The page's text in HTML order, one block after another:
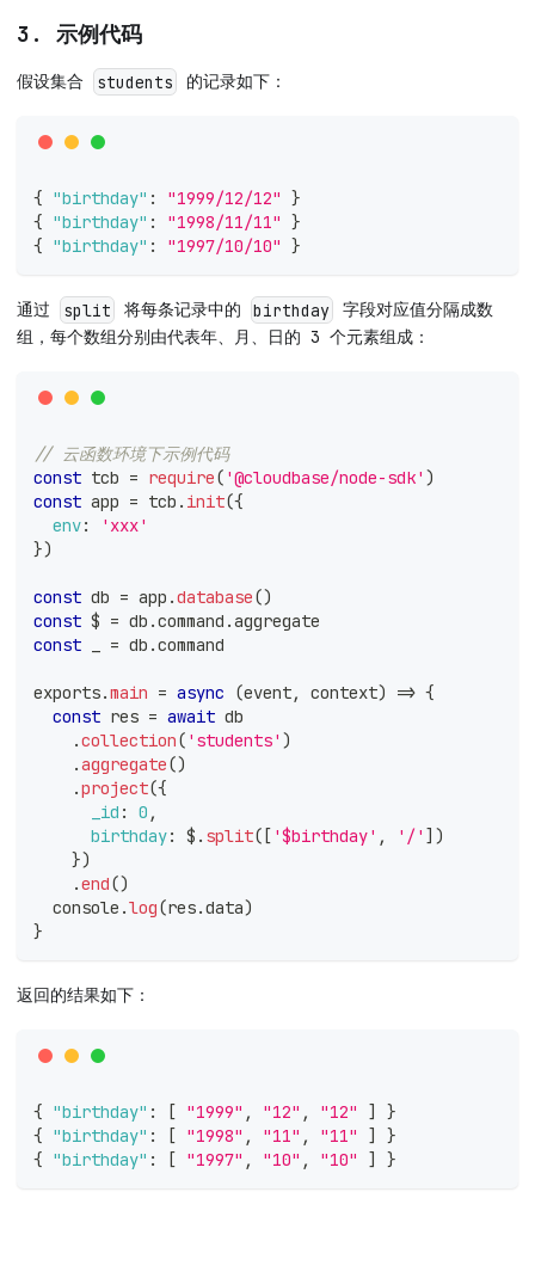
3. 示例代码
假设集合 students 的记录如下：
{ "birthday" : "1999/12/12"
}
{ "birthday" : "1998/11/11"
}
{ "birthday" : "1997/10/10" }
通过 split 将每条记录中的 birthday
字段对应值分隔成数
组，每个数组分别由代表年、月、日的 3 个元素组成：
// 云函数环境下示例代码
const tcb = require( '@cloudbase/node-sdk' )
const app = tcb . init({
env:
'xxx'
})
const db = app .database()
const $ = db .command .aggregate
const
= db .command
exports.main = async (event, context) => {
const res = await db
.collection( 'students' )
.aggregate()
.project({
_id : 0 ,
birthday: $ . split( [ '$birthday' , '/' ] )
})
.end()
console .log(res.data)
}
返回的结果如下：
{ "birthday" : [ "1999" , "12" , "12" ]
}
{ "birthday" : [ "1998" , "11" , "11" ]
}
{ "birthday" : [ "1997" , "10" , "10" ] }